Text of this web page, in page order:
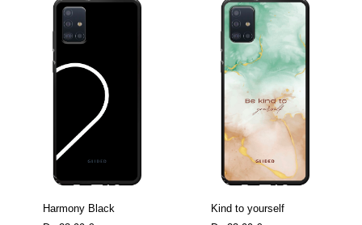
Harmony Black
Kind to yourself